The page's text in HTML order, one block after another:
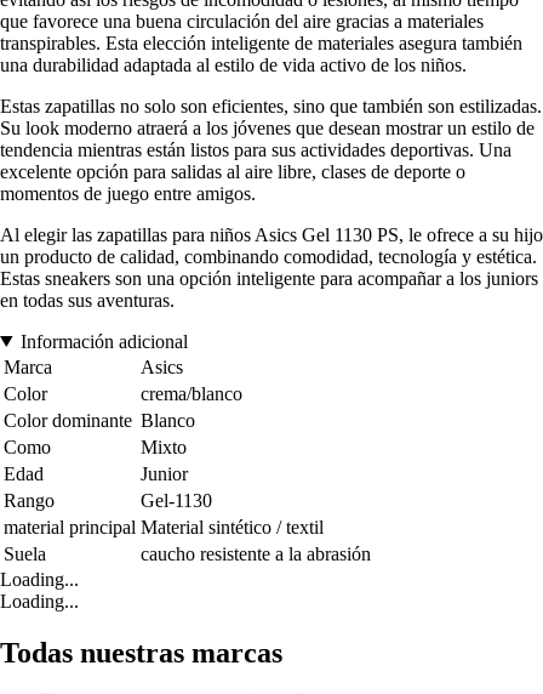
que favorece una buena circulación del aire gracias a materiales
transpirables. Esta elección inteligente de materiales asegura también
una durabilidad adaptada al estilo de vida activo de los niños.
Estas zapatillas no solo son eficientes, sino que también son estilizadas.
Su look moderno atraerá a los jóvenes que desean mostrar un estilo de
tendencia mientras están listos para sus actividades deportivas. Una
excelente opción para salidas al aire libre, clases de deporte o
momentos de juego entre amigos.
Al elegir las zapatillas para niños Asics Gel 1130 PS, le ofrece a su hijo
un producto de calidad, combinando comodidad, tecnología y estética.
Estas sneakers son una opción inteligente para acompañar a los juniors
en todas sus aventuras.
Información adicional
Marca
Asics
Color
crema/blanco
Color dominante Blanco
Como
Mixto
Edad
Junior
Rango
Gel-1130
material principal Material sintético / textil
Suela
caucho resistente a la abrasión
Loading...
Loading...
Todas nuestras marcas